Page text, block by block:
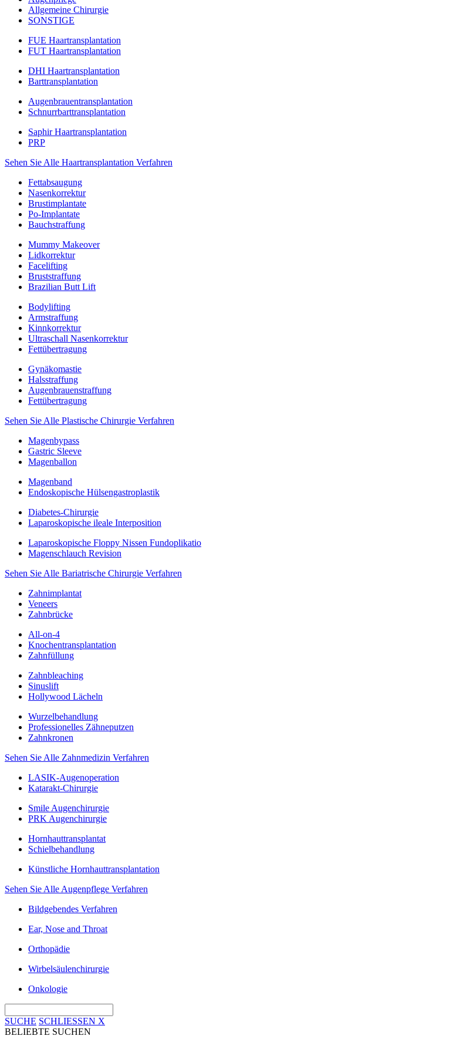
Allgemeine Chirurgie
SONSTIGE
FUE Haartransplantation
FUT Haartransplantation
DHI Haartransplantation
Barttransplantation
Augenbrauentransplantation
Schnurrbarttransplantation
Saphir Haartransplantation
PRP
Sehen Sie Alle Haartransplantation Verfahren
Fettabsaugung
Nasenkorrektur
Brustimplantate
Po-Implantate
Bauchstraffung
Mummy Makeover
Lidkorrektur
Facelifting
Bruststraffung
Brazilian Butt Lift
Bodylifting
Armstraffung
Kinnkorrektur
Ultraschall Nasenkorrektur
Fettübertragung
Gynäkomastie
Halsstraffung
Augenbrauenstraffung
Fettübertragung
Sehen Sie Alle Plastische Chirurgie Verfahren
Magenbypass
Gastric Sleeve
Magenballon
Magenband
Endoskopische Hülsengastroplastik
Diabetes-Chirurgie
Laparoskopische ileale Interposition
Laparoskopische Floppy Nissen Fundoplikatio
Magenschlauch Revision
Sehen Sie Alle Bariatrische Chirurgie Verfahren
Zahnimplantat
Veneers
Zahnbrücke
All-on-4
Knochentransplantation
Zahnfüllung
Zahnbleaching
Sinuslift
Hollywood Lächeln
Wurzelbehandlung
Professionelles Zähneputzen
Zahnkronen
Sehen Sie Alle Zahnmedizin Verfahren
LASIK-Augenoperation
Katarakt-Chirurgie
Smile Augenchirurgie
PRK Augenchirurgie
Hornhauttransplantat
Schielbehandlung
Künstliche Hornhauttransplantation
Sehen Sie Alle Augenpflege Verfahren
Bildgebendes Verfahren
Ear, Nose and Throat
Orthopädie
Wirbelsäulenchirurgie
Onkologie
SUCHE SCHLIESSEN X
BELIEBTE SUCHEN